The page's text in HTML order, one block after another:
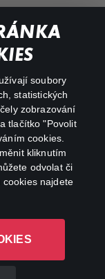
soubory
statistických
zobrazování
tlačítko "Povolit
cookies.
kliknutím
odvolat či
najdete